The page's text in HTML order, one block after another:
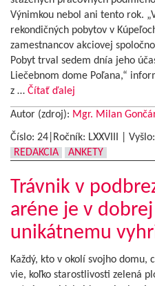
Výnimkou nebol ani tento rok.
rekondičných pobytov v
zamestnancov akciovej
Pobyt trval sedem dnía jeho
Liečebnom dome Poľana,“
z … Čítať ďalej
Autor (zdroj): Mgr. Milan
Číslo: 24|Ročník: LXXVIII | Vyšlo:
REDAKCIA
ANKETY
Trávnik v
aréne je v
unikátnemu
Každý, kto v okolí svojho
vie, koľko starostlivosti zelená